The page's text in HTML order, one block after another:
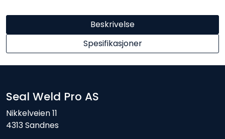
Beskrivelse
Spesifikasjoner
Seal Weld Pro AS
Nikkelveien 11
4313 Sandnes